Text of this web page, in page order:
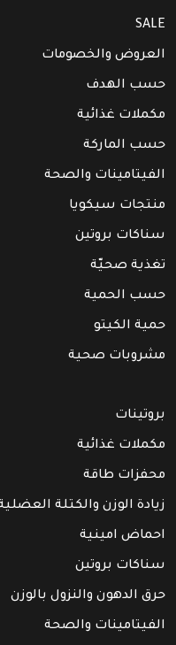
SALE
العروض والخصومات
حسب الهدف
مكملات غذائية
حسب الماركة
الفيتامينات والصحة
منتجات سيكويا
سناكات بروتين
تغذية صحيّة
حسب الحمية
حمية الكيتو
مشروبات صحية
بروتينات
مكملات غذائية
محفزات طاقة
زيادة الوزن والكتلة العضلية
احماض امينية
سناكات بروتين
حرق الدهون والنزول بالوزن
الفيتامينات والصحة